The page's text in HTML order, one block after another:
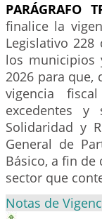
PARÁGRAFO
finalice la
Legislativo
los
2026 para que,
vigencia
excedentes
Solidaridad y
General de
Básico, a fin
sector que
Notas de